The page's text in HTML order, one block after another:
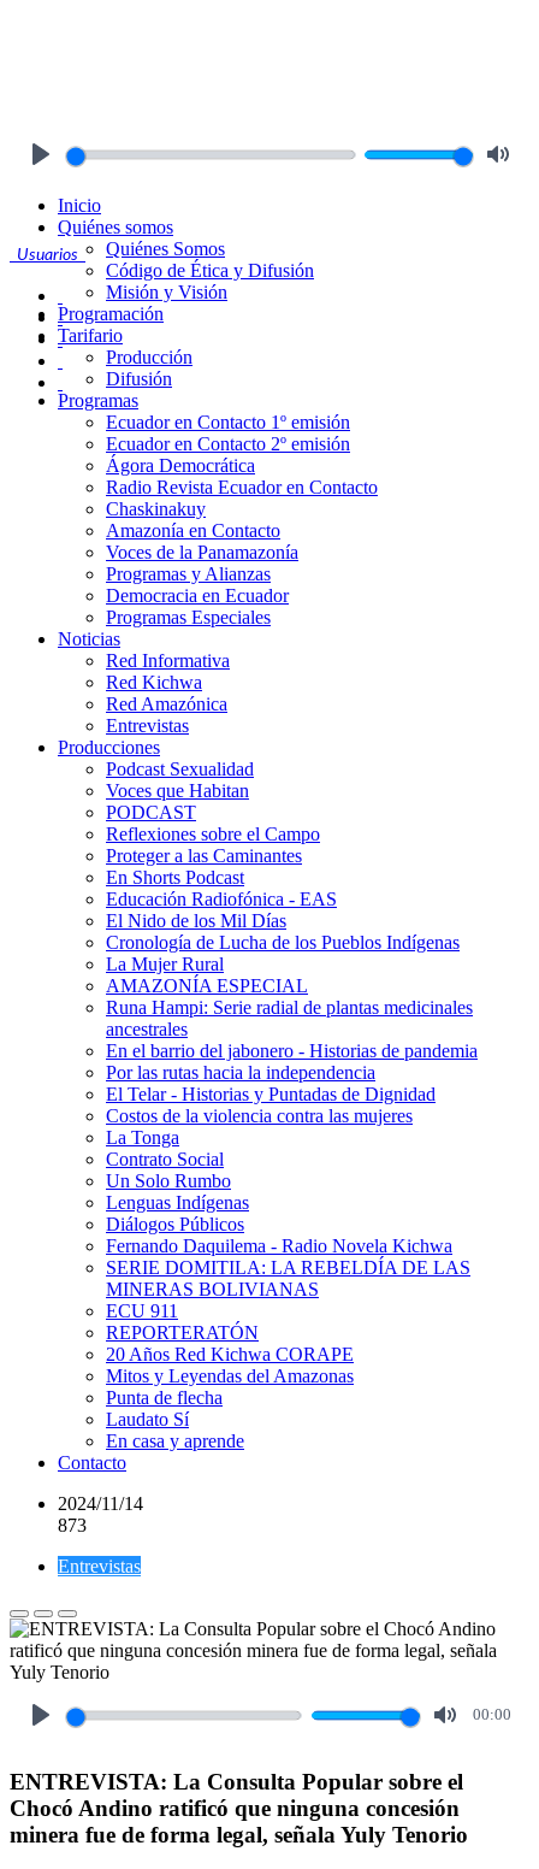
Usuarios
Inicio
Quiénes somos
Quiénes Somos
Código de Ética y Difusión
Misión y Visión
Programación
Tarifario
Producción
Difusión
Programas
Ecuador en Contacto 1º emisión
Ecuador en Contacto 2º emisión
Ágora Democrática
Radio Revista Ecuador en Contacto
Chaskinakuy
Amazonía en Contacto
Voces de la Panamazonía
Programas y Alianzas
Democracia en Ecuador
Programas Especiales
Noticias
Red Informativa
Red Kichwa
Red Amazónica
Entrevistas
Producciones
Podcast Sexualidad
Voces que Habitan
PODCAST
Reflexiones sobre el Campo
Proteger a las Caminantes
En Shorts Podcast
Educación Radiofónica - EAS
El Nido de los Mil Días
Cronología de Lucha de los Pueblos Indígenas
La Mujer Rural
AMAZONÍA ESPECIAL
Runa Hampi: Serie radial de plantas medicinales
ancestrales
En el barrio del jabonero - Historias de pandemia
Por las rutas hacia la independencia
El Telar - Historias y Puntadas de Dignidad
Costos de la violencia contra las mujeres
La Tonga
Contrato Social
Un Solo Rumbo
Lenguas Indígenas
Diálogos Públicos
Fernando Daquilema - Radio Novela Kichwa
SERIE DOMITILA: LA REBELDÍA DE LAS
MINERAS BOLIVIANAS
ECU 911
REPORTERATÓN
20 Años Red Kichwa CORAPE
Mitos y Leyendas del Amazonas
Punta de flecha
Laudato Sí
En casa y aprende
Contacto
2024/11/14
873
Entrevistas
00:00
ENTREVISTA: La Consulta Popular sobre el
Chocó Andino ratificó que ninguna concesión
minera fue de forma legal, señala Yuly Tenorio